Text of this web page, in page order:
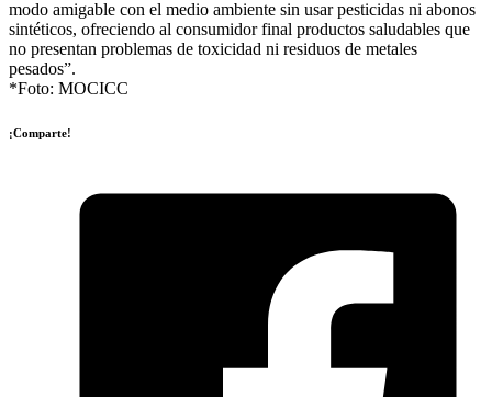
modo amigable con el medio ambiente sin usar pesticidas ni abonos
sintéticos, ofreciendo al consumidor final productos saludables que
no presentan problemas de toxicidad ni residuos de metales
pesados”.
*Foto: MOCICC
¡Comparte!